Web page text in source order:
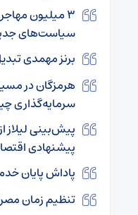
۳ میلیون
سیاست‌های
برنز مهمدی
هرمزگان در
سرمایه‌گذاری
پیش‌بینی لیلاز
پیشنهادی
پاداش پایان
تنظیم زمان